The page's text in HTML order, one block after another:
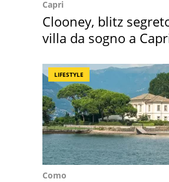
Capri
Clooney, blitz
villa da sogno a
LIFESTYLE
Como